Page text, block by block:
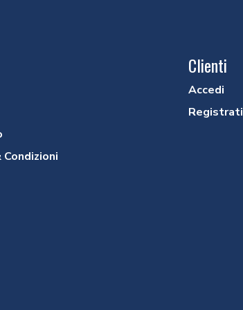
Clienti
Accedi
Registrati